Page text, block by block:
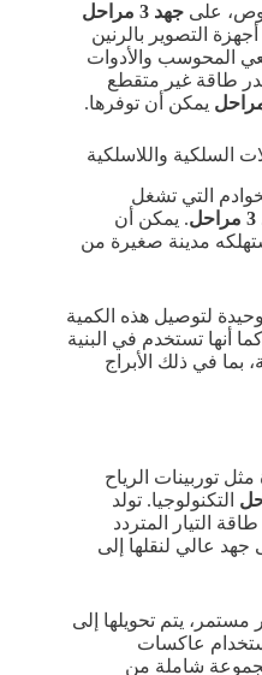
على جهد 3 مراحل
التصوير بالرنين
المحوسب والأدوات
طاقة غير متقطع
يمكن أن توفرها.
السلكية واللاسلكية
التي تشغل
. يمكن أن
مدينة صغيرة من
لتوصيل هذه الكمية
أنها تستخدم في البنية
بما في ذلك الأبراج
توربينات الرياح
التكنولوجيا. تولد
طاقة التيار المتردد
جهد عالي لنقلها إلى
مستمر، يتم تحويلها إلى
عاكسات
شاملة من